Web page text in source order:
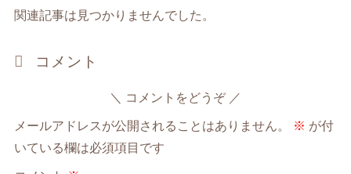
関連記事は見つかりませんでした。
コメント
コメントをどうぞ
メールアドレスが公開されることはありません。 ※ が付
いている欄は必須項目です